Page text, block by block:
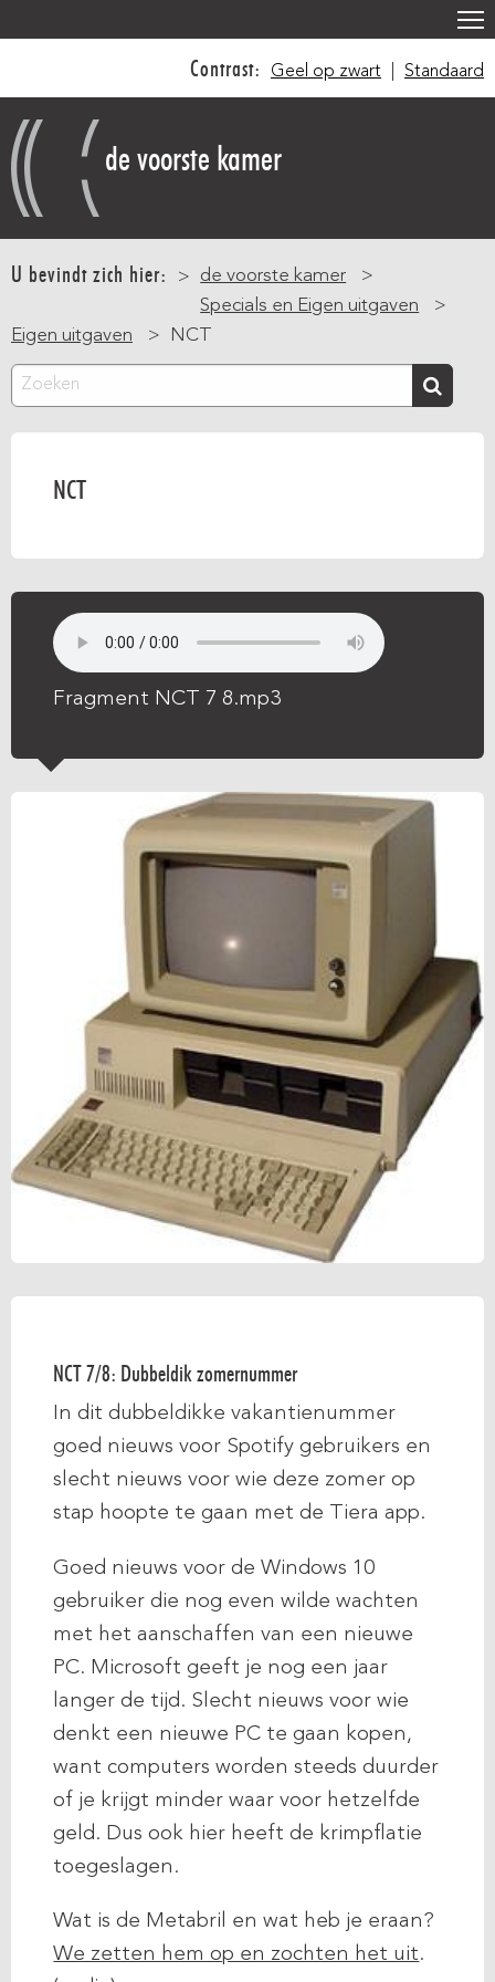
inhoud
gaan
Contrast: Geel op zwart Standaard
de voorste kamer
U bevindt zich hier:
de voorste kamer
Specials en Eigen uitgaven
Eigen uitgaven
NCT
Zoeken
NCT
Fragment NCT 7 8.mp3
NCT 7/8: Dubbeldik zomernummer
In dit dubbeldikke vakantienummer
goed nieuws voor Spotify gebruikers en
slecht nieuws voor wie deze zomer op
stap hoopte te gaan met de Tiera app.
Goed nieuws voor de Windows 10
gebruiker die nog even wilde wachten
met het aanschaffen van een nieuwe
PC. Microsoft geeft je nog een jaar
langer de tijd. Slecht nieuws voor wie
denkt een nieuwe PC te gaan kopen,
want computers worden steeds duurder
of je krijgt minder waar voor hetzelfde
geld. Dus ook hier heeft de krimpflatie
toegeslagen.
Wat is de Metabril en wat heb je eraan?
We zetten hem op en zochten het uit.